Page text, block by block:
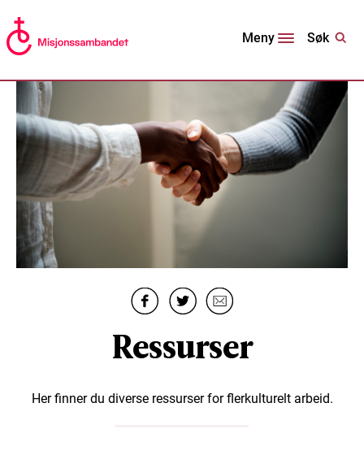
Meny Søk
Ressurser
Her finner du diverse ressurser for flerkulturelt arbeid.